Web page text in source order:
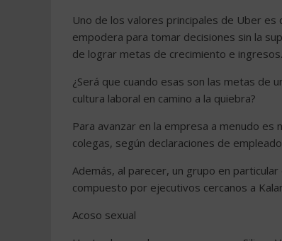
Uno de los valores principales de Uber
empodera para tomar decisiones sin la
de lograr metas de crecimiento e ingresos.
¿Será que cuando esas son las metas de
cultura laboral en camino a la quiebra?
Para avanzar en la empresa a menudo
colegas, según declaraciones de
Además, al parecer, un grupo en
compuesto por ejecutivos cercanos a
Acoso sexual